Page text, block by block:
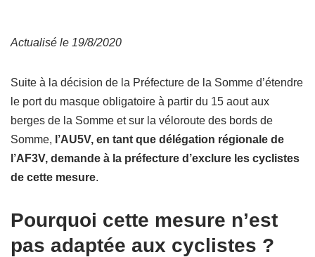
Actualisé le 19/8/2020
Suite à la décision de la Préfecture de la Somme d’étendre
le port du masque obligatoire à partir du 15 aout aux
berges de la Somme et sur la véloroute des bords de
Somme, l’AU5V, en tant que délégation régionale de
l’AF3V, demande à la préfecture d’exclure les cyclistes
de cette mesure.
Pourquoi cette mesure n’est
pas adaptée aux cyclistes ?